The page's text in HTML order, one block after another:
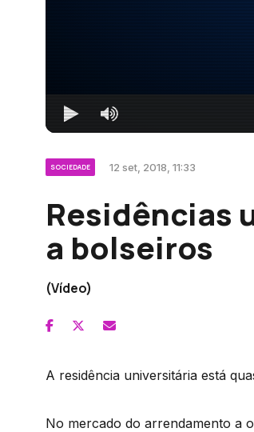
SOCIEDADE 12 set, 2018, 11:33
Residências
a bolseiros
(Vídeo)
A residência universitária está
No mercado do arrendamento a